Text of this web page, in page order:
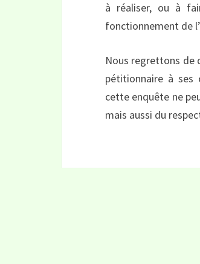
à réaliser, ou à
fonctionnement de
Nous regrettons de
pétitionnaire à ses
cette enquête ne
mais aussi du